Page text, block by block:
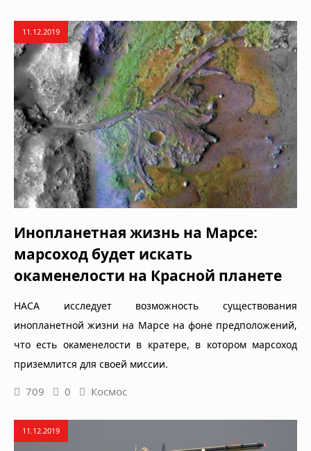
11.12.2019
Инопланетная жизнь на Марсе:
марсоход будет искать
окаменелости на Красной планете
НАСА исследует возможность существования
инопланетной жизни на Марсе на фоне предположений,
что есть окаменелости в кратере, в котором марсоход
приземлится для своей миссии.
709 0 Космос
11.12.2019